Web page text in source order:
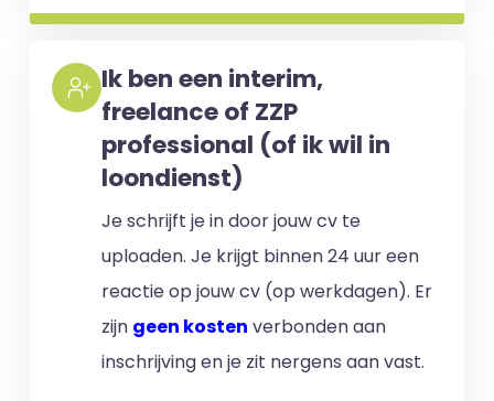
Ik ben een interim,
freelance of ZZP
professional (of ik wil in
loondienst)
Je schrijft je in door jouw cv te
uploaden. Je krijgt binnen 24 uur een
reactie op jouw cv (op werkdagen). Er
zijn geen kosten verbonden aan
inschrijving en je zit nergens aan vast.